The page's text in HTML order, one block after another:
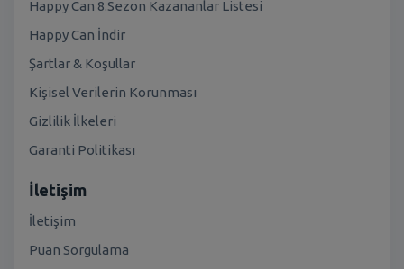
Happy Can 8.Sezon Kazananlar Listesi
Happy Can İndir
Şartlar & Koşullar
Kişisel Verilerin Korunması
Gizlilik İlkeleri
Garanti Politikası
İletişim
İletişim
Puan Sorgulama